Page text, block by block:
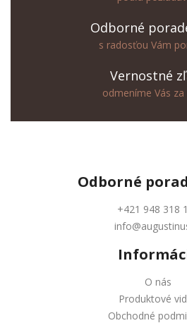
Odborné
s radosťou Vám
Vernostné
odmeníme Vás za
Odborné
+421 948 318
O nás
Produktové
Obchodné